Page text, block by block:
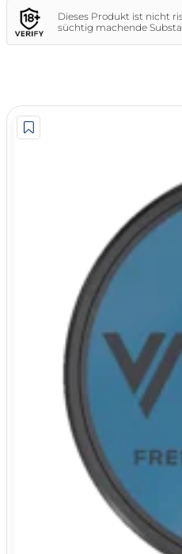
Dieses Produkt ist nicht
süchtig machende